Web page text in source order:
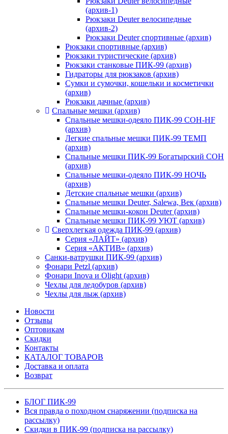
(архив-1)
Рюкзаки Deuter велосипедные
(архив-2)
Рюкзаки Deuter спортивные (архив)
Рюкзаки спортивные (архив)
Рюкзаки туристические (архив)
Рюкзаки станковые ПИК-99 (архив)
Гидраторы для рюкзаков (архив)
Сумки и сумочки, кошельки и косметички
(архив)
Рюкзаки дачные (архив)
Спальные мешки (архив)
Спальные мешки-одеяло ПИК-99 СОН-HF
(архив)
Легкие спальные мешки ПИК-99 ТЕМП
(архив)
Спальные мешки ПИК-99 Богатырский СОН
(архив)
Спальные мешки-одеяло ПИК-99 НОЧЬ
(архив)
Детские спальные мешки (архив)
Спальные мешки Deuter, Salewa, Век (архив)
Спальные мешки-кокон Deuter (архив)
Спальные мешки ПИК-99 УЮТ (архив)
Сверхлегкая одежда ПИК-99 (архив)
Серия «ЛАЙТ» (архив)
Серия «АКТИВ» (архив)
Санки-ватрушки ПИК-99 (архив)
Фонари Petzl (архив)
Фонари Inova и Olight (архив)
Чехлы для ледобуров (архив)
Чехлы для лыж (архив)
Новости
Отзывы
Оптовикам
Скидки
Контакты
КАТАЛОГ ТОВАРОВ
Доставка и оплата
Возврат
БЛОГ ПИК-99
Вся правда о походном снаряжении (подписка на
рассылку)
Скидки в ПИК-99 (подписка на рассылку)